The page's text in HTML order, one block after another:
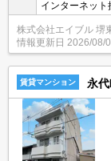
インターネット
ックスあり。
株式会社エイブル 堺
情報更新日 2026/08/
賃貸マンション 永